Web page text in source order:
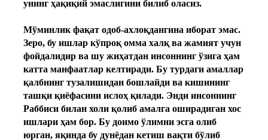
унинг ҳақиқий эмаслигини билиб оласиз.
Мўминлик фақат одоб-ахлоқдангина иборат эмас.
Зеро, бу ишлар кўпроқ омма халқ ва жамият учун
фойдалидир ва шу жиҳатдан инсоннинг ўзига ҳам
катта манфаатлар келтиради. Бу турдаги амаллар
қалбнинг тузалишидан бошлайди ва кишининг
ташқи қиёфасини ислоҳ қилади. Энди инсоннинг
Раббиси билан холи қолиб амалга оширадиган хос
ишлари ҳам бор. Бу доимо ўлимни эсга олиб
юрган, яқинда бу дунёдан кетиш вақти бўлиб